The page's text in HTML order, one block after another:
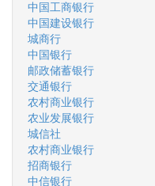
中国工商银行
中国建设银行
城商行
中国银行
邮政储蓄银行
交通银行
农村商业银行
农业发展银行
城信社
农村商业银行
招商银行
中信银行